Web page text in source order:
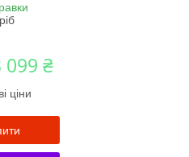
099 ₴
ціни